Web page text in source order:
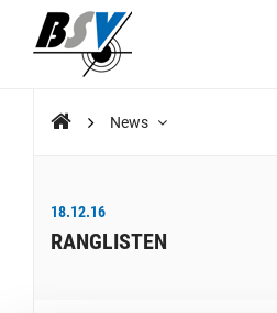
News
18.12.16
RANGLISTEN